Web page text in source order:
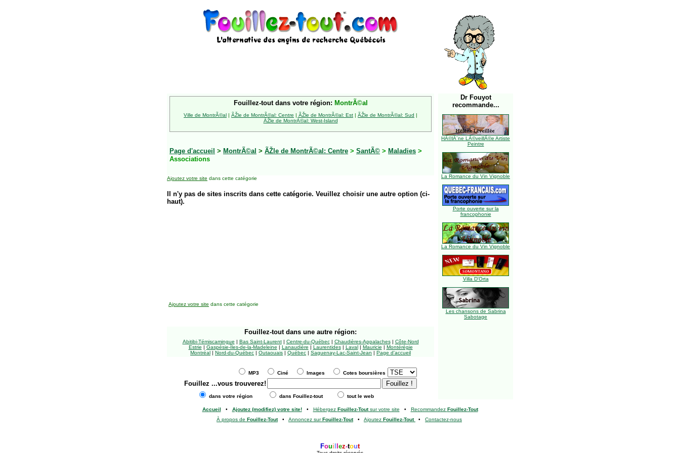
Fouillez-tout dans votre région: MontrÃ©al
Ville de MontrÃ©al | ÃŽle de MontrÃ©al: Centre | ÃŽle de MontrÃ©al: Est | ÃŽle de MontrÃ©al: Sud |
ÃŽle de MontrÃ©al: West-Island
Page d'accueil > MontrÃ©al > ÃŽle de MontrÃ©al: Centre > SantÃ© > Maladies >
Associations
Ajoutez votre site dans cette catégorie
Il n'y pas de sites inscrits dans cette catégorie. Veuillez choisir une autre option (ci-
haut).
Dr Fouyot
recommande...
HÃ©lÃ¨ne LÃ©veillÃ©e Artiste
Peintre
La Romance du Vin Vignoble
Porte ouverte sur la
francophonie
La Romance du Vin Vignoble
Villa D'Orta
Les chansons de Sabrina
Sabotage
Ajoutez votre site dans cette catégorie
Fouillez-tout dans une autre région:
Abitibi-Témiscamingue | Bas Saint-Laurent| Centre-du-Québec| Chaudières-Appalaches| Côte-Nord
Estrie | Gaspésie-Îles-de-la-Madeleine | Lanaudière | Laurentides| Laval| Mauricie | Montérégie
Montréal | Nord-du-Québec | Outaouais | Québec | Saguenay-Lac-Saint-Jean | Page d'accueil
MP3 Ciné Images Cotes boursières
Fouillez ...vous trouverez!
dans votre région dans Fouillez-tout tout le web
Accueil • Ajoutez (modifiez) votre site!• Hébergez Fouillez-Toutsur votre site • Recommandez Fouillez-Tout
À propos de Fouillez-Tout• Annoncez surFouillez-Tout• Ajoutez Fouillez-Tout • Contactez-nous
Foui ez-tout